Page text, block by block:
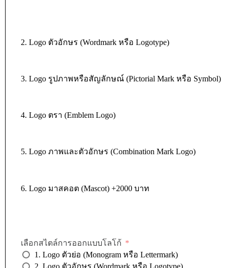
2. Logo ตัวอักษร (Wordmark หรือ Logotype)
3. Logo รูปภาพหรือสัญลักษณ์ (Pictorial Mark หรือ Symbol)
4. Logo ตรา (Emblem Logo)
5. Logo ภาพและตัวอักษร (Combination Mark Logo)
6. Logo มาสคอต (Mascot) +2000 บาท
เลือกสไตล์การออกแบบโลโก้
1. Logo ตัวย่อ (Monogram หรือ Lettermark)
2. Logo ตัวอักษร (Wordmark หรือ Logotype)